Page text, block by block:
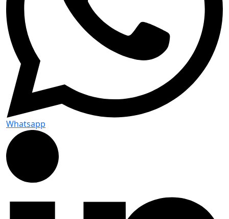
Whatsapp